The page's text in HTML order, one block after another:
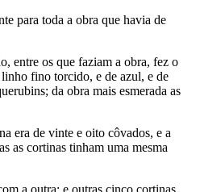
para toda a obra que havia de
entre os que faziam a obra, fez o
fino torcido, e de azul, e de
da obra mais esmerada as
era de vinte e oito côvados, e a
as cortinas tinham uma mesma
a outra; e outras cinco cortinas